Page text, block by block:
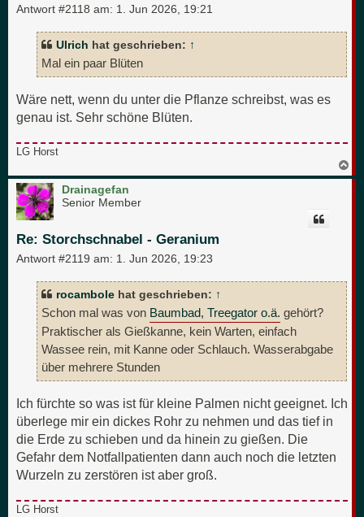
Antwort #2118 am: 1. Jun 2026, 19:21
Ulrich hat geschrieben: ↑
Mal ein paar Blüten
Wäre nett, wenn du unter die Pflanze schreibst, was es
genau ist. Sehr schöne Blüten.
LG Horst
a
Drainagefan
Senior Member
Re: Storchschnabel - Geranium
Antwort #2119 am: 1. Jun 2026, 19:23
rocambole hat geschrieben: ↑
Schon mal was von Baumbad, Treegator o.ä. gehört?
Praktischer als Gießkanne, kein Warten, einfach
Wassee rein, mit Kanne oder Schlauch. Wasserabgabe
über mehrere Stunden
Ich fürchte so was ist für kleine Palmen nicht geeignet. Ich
überlege mir ein dickes Rohr zu nehmen und das tief in
die Erde zu schieben und da hinein zu gießen. Die
Gefahr dem Notfallpatienten dann auch noch die letzten
Wurzeln zu zerstören ist aber groß.
LG Horst